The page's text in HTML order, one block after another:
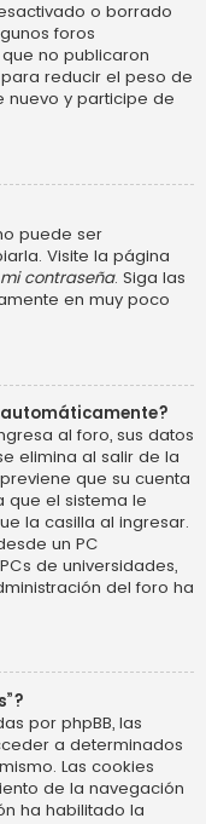
o borrado
foros
no publicaron
reducir el peso de
nuevo y participe de
puede ser
Visite la página
contraseña. Siga las
en muy poco
al foro, sus datos
elimina al salir de la
que su cuenta
que el sistema le
la casilla al ingresar.
un PC
de universidades,
del foro ha
por phpBB, las
a determinados
Las cookies
de la navegación
ha habilitado la